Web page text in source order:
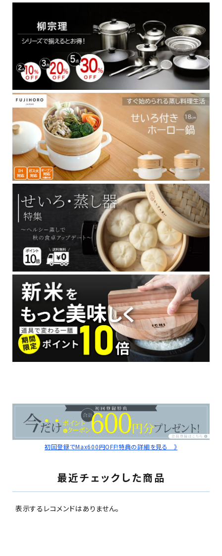
初回登録でMax600円OFF!特典の詳細を見る 》
最近チェックした商品
表示するレコメンドはありません。